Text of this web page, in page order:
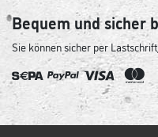
Bequem und sicher
Sie können sicher per